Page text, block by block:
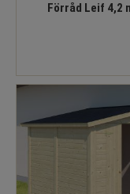
Förråd Leif 4,2